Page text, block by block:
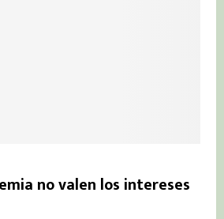
no valen los intereses